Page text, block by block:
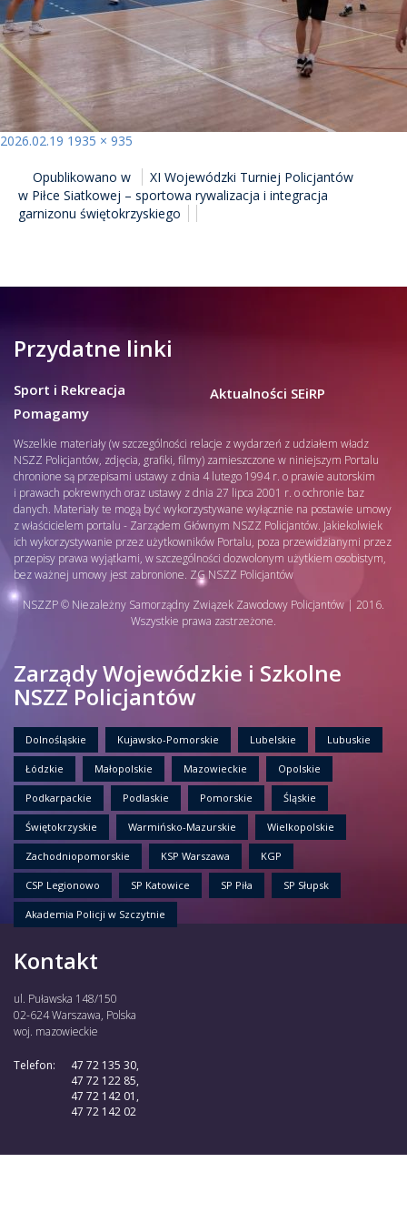
Opublikowano
2026.02.19 Pełny
1935 × 935
WPISUOpublikowano w
XI Wojewódzki Turniej Policjantów
w Piłce Siatkowej – sportowa rywalizacja i integracja
garnizonu świętokrzyskiego
Przydatne linki
Sport i Rekreacja
Pomagamy
Aktualności SEiRP
Wszelkie materiały (w szczególności relacje z wydarzeń z udziałem władz
NSZZ Policjantów, zdjęcia, grafiki, filmy) zamieszczone w niniejszym Portalu
chronione są przepisami ustawy z dnia 4 lutego 1994 r. o prawie autorskim
i prawach pokrewnych oraz ustawy z dnia 27 lipca 2001 r. o ochronie baz
danych. Materiały te mogą być wykorzystywane wyłącznie na postawie umowy
z właścicielem portalu - Zarządem Głównym NSZZ Policjantów. Jakiekolwiek
ich wykorzystywanie przez użytkowników Portalu, poza przewidzianymi przez
przepisy prawa wyjątkami, w szczególności dozwolonym użytkiem osobistym,
bez ważnej umowy jest zabronione. ZG NSZZ Policjantów
NSZZP © Niezależny Samorządny Związek Zawodowy Policjantów | 2016.
Wszystkie prawa zastrzeżone.
Zarządy Wojewódzkie i Szkolne
NSZZ Policjantów
Dolnośląskie Kujawsko-Pomorskie Lubelskie Lubuskie
Łódzkie Małopolskie Mazowieckie Opolskie
Podkarpackie Podlaskie Pomorskie Śląskie
Świętokrzyskie Warmińsko-Mazurskie Wielkopolskie
Zachodniopomorskie KSP Warszawa KGP
CSP Legionowo SP Katowice SP Piła SP Słupsk
Akademia Policji w Szczytnie
Kontakt
ul. Puławska 148/150
02-624 Warszawa, Polska
woj. mazowieckie
Telefon:
47 72 135 30,
47 72 122 85,
47 72 142 01,
47 72 142 02